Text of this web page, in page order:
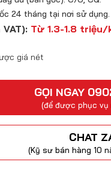
24 tháng tại nơi sử dụng.
Từ 1.3-1.8
giá nét
GỌI NGAY
(để được phục vụ
CHAT
(Kỹ sư bán hàng 10